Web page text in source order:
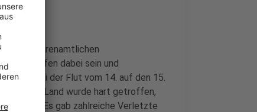
und ehrenamtlichen
Treffen dabei sein und
Bei der Flut vom 14. auf den 15.
RBRS-Land wurde hart getroffen,
Es gab zahlreiche Verletzte